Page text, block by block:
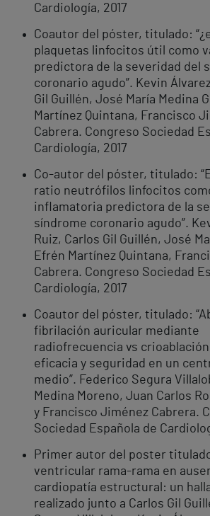
Cardiología, 2017
Coautor del póster, titulado:
plaquetas linfocitos útil como
predictora de la severidad del
coronario agudo”. Kevin
Gil Guillén, José María Medina
Martínez Quintana, Francisco
Cabrera. Congreso Sociedad
Cardiología, 2017
Co-autor del póster, titulado:
ratio neutrófilos linfocitos
inflamatoria predictora de la
síndrome coronario agudo”.
Ruiz, Carlos Gil Guillén, José
Efrén Martínez Quintana,
Cabrera. Congreso Sociedad
Cardiología, 2017
Coautor del póster, titulado:
fibrilación auricular mediante
radiofrecuencia vs
eficacia y seguridad en un
medio”. Federico Segura
Medina Moreno, Juan Carlos
y Francisco Jiménez Cabrera.
Sociedad Española de
Primer autor del poster
ventricular rama-rama en
cardiopatía estructural: un
realizado junto a Carlos Gil